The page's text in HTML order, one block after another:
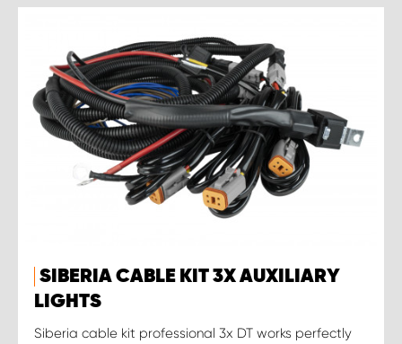
SIBERIA CABLE KIT 3X AUXILIARY
LIGHTS
Siberia cable kit professional 3x DT works perfectly
WORK SYSTEM NIEUWERKERK AAN DEN IJSSEL
WORK SYSTEM OOSTERHOUT
WORK SYSTEM REEUWIJK
WORK SYSTEM RIDDERKERK
WORK SYSTEM SIMPELVELD
WORK SYSTEM WILLEMSTAD